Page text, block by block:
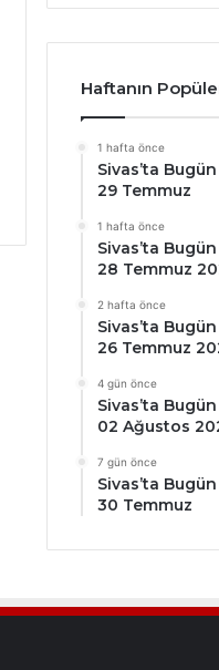
Haftanın
1 hafta önce
Sivas’ta
29 Temmuz
1 hafta önce
Sivas’ta
28 Temmuz
2 hafta önce
Sivas’ta
26 Temmuz
4 gün önce
Sivas’ta
02 Ağustos
7 gün önce
Sivas’ta
30 Temmuz